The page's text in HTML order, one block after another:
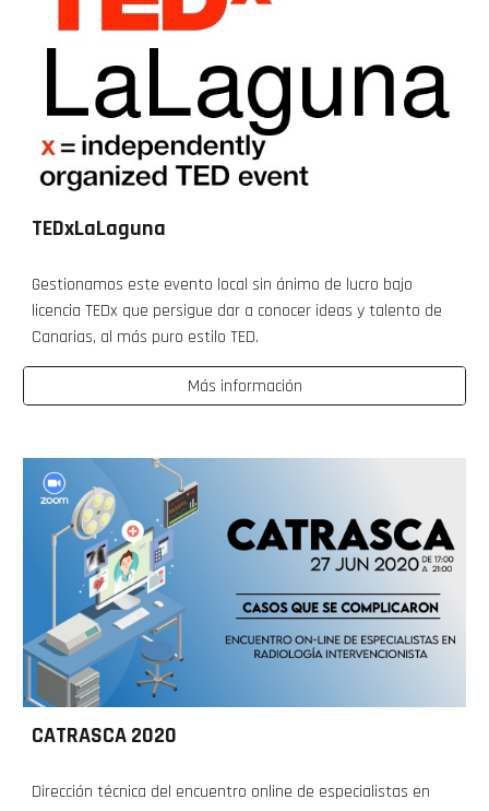
TEDxLaLaguna
Gestionamos este evento local sin ánimo de lucro bajo
licencia TEDx que persigue dar a conocer ideas y talento de
Canarias, al más puro estilo TED.
Más información
CATRASCA 2020
Dirección técnica del encuentro online de especialistas en